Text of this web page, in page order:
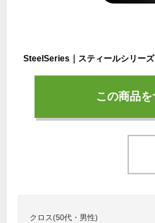
この商品
クロス(50代・男性)